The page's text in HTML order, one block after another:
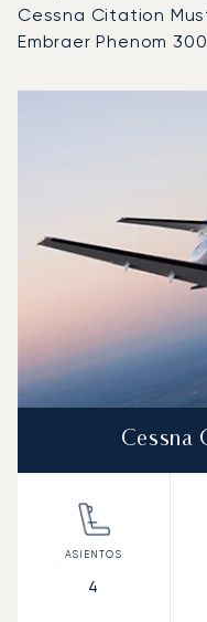
Cessna Citation
Embraer Phenom
Cessna
4